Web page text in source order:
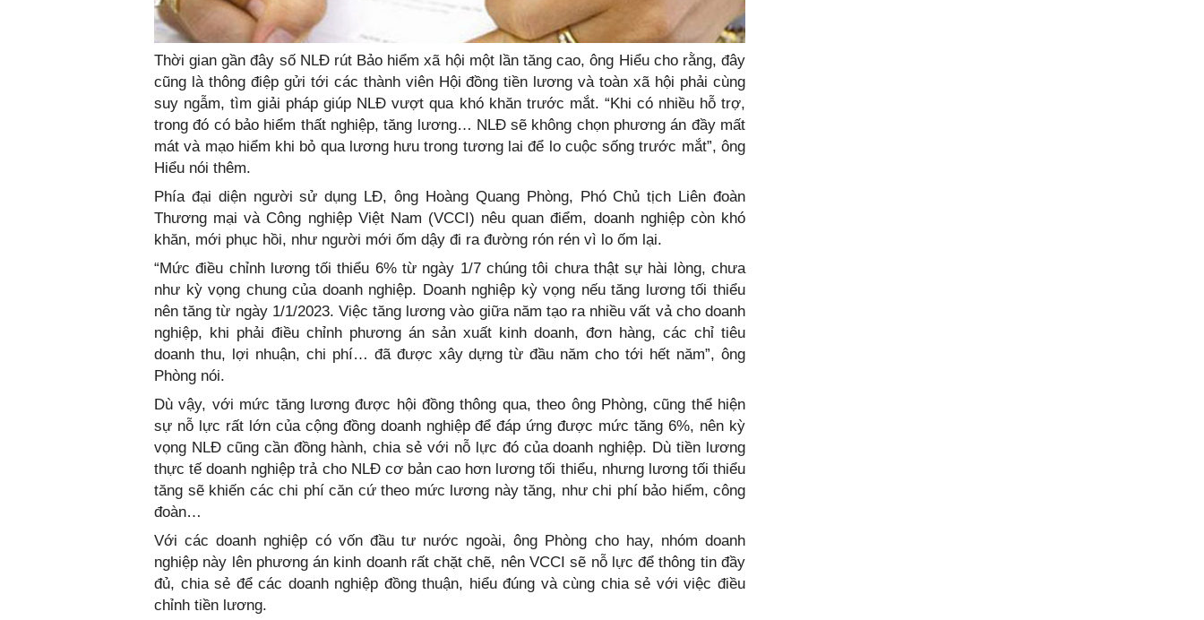
Thời gian gần đây số NLĐ rút Bảo hiểm xã hội một lần tăng cao, ông Hiểu cho rằng, đây
cũng là thông điệp gửi tới các thành viên Hội đồng tiền lương và toàn xã hội phải cùng
suy ngẫm, tìm giải pháp giúp NLĐ vượt qua khó khăn trước mắt. “Khi có nhiều hỗ trợ,
trong đó có bảo hiểm thất nghiệp, tăng lương… NLĐ sẽ không chọn phương án đầy mất
mát và mạo hiểm khi bỏ qua lương hưu trong tương lai để lo cuộc sống trước mắt”, ông
Hiểu nói thêm.
Phía đại diện người sử dụng LĐ, ông Hoàng Quang Phòng, Phó Chủ tịch Liên đoàn
Thương mại và Công nghiệp Việt Nam (VCCI) nêu quan điểm, doanh nghiệp còn khó
khăn, mới phục hồi, như người mới ốm dậy đi ra đường rón rén vì lo ốm lại.
“Mức điều chỉnh lương tối thiểu 6% từ ngày 1/7 chúng tôi chưa thật sự hài lòng, chưa
như kỳ vọng chung của doanh nghiệp. Doanh nghiệp kỳ vọng nếu tăng lương tối thiểu
nên tăng từ ngày 1/1/2023. Việc tăng lương vào giữa năm tạo ra nhiều vất vả cho doanh
nghiệp, khi phải điều chỉnh phương án sản xuất kinh doanh, đơn hàng, các chỉ tiêu
doanh thu, lợi nhuận, chi phí… đã được xây dựng từ đầu năm cho tới hết năm”, ông
Phòng nói.
Dù vậy, với mức tăng lương được hội đồng thông qua, theo ông Phòng, cũng thể hiện
sự nỗ lực rất lớn của cộng đồng doanh nghiệp để đáp ứng được mức tăng 6%, nên kỳ
vọng NLĐ cũng cần đồng hành, chia sẻ với nỗ lực đó của doanh nghiệp. Dù tiền lương
thực tế doanh nghiệp trả cho NLĐ cơ bản cao hơn lương tối thiểu, nhưng lương tối thiểu
tăng sẽ khiến các chi phí căn cứ theo mức lương này tăng, như chi phí bảo hiểm, công
đoàn…
Với các doanh nghiệp có vốn đầu tư nước ngoài, ông Phòng cho hay, nhóm doanh
nghiệp này lên phương án kinh doanh rất chặt chẽ, nên VCCI sẽ nỗ lực để thông tin đầy
đủ, chia sẻ để các doanh nghiệp đồng thuận, hiểu đúng và cùng chia sẻ với việc điều
chỉnh tiền lương.